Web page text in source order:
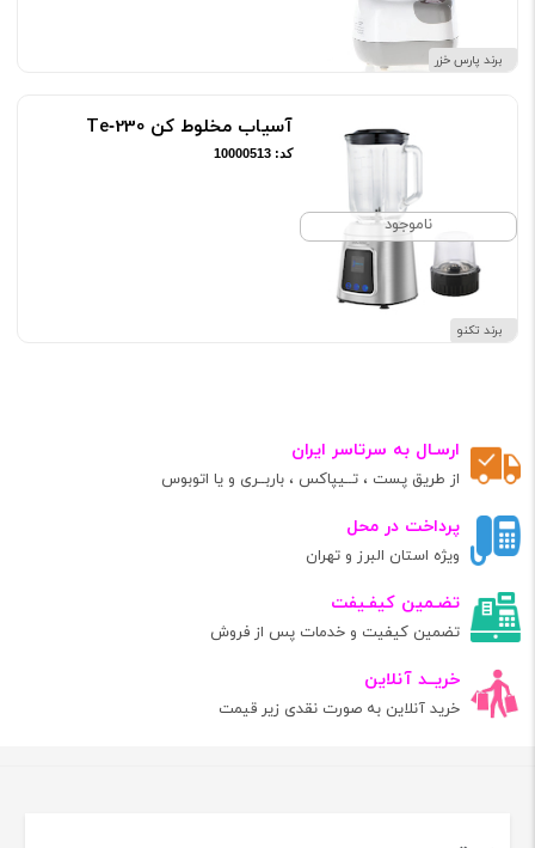
برند پارس خزر
ناموجود
برند تکنو
آسیاب مخلوط کن Te‑230
کد: 10000513
ارسـال به سرتاسر ایران
از طریق پست ، تــیپاکس ، باربــری و یا اتوبوس
پرداخت در محل
ویژه استان البرز و تهران
تضـمین کیفـیفت
تضمین کیفیت و خدمات پس از فروش
خریــد آنلاین
خرید آنلاین به صورت نقدی زیر قیمت